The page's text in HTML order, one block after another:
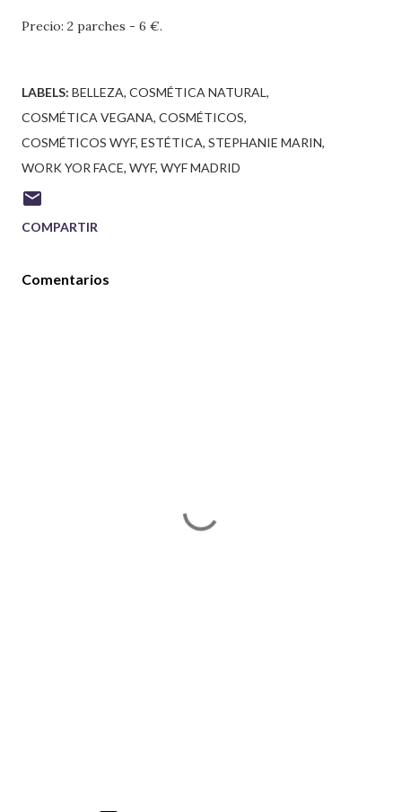
Precio: 2 parches - 6 €.
LABELS: BELLEZA COSMÉTICA NATURAL
COSMÉTICA VEGANA COSMÉTICOS
COSMÉTICOS WYF ESTÉTICA STEPHANIE MARIN
WORK YOR FACE WYF WYF MADRID
COMPARTIR
Comentarios